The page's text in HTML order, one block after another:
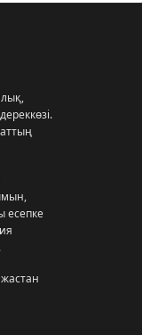
есепке